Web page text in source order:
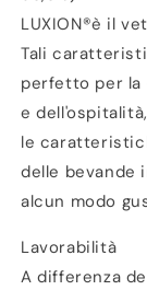
LUXION®è il
Tali
perfetto per la
e
le
delle bevande
alcun modo
Lavorabilità
A differenza